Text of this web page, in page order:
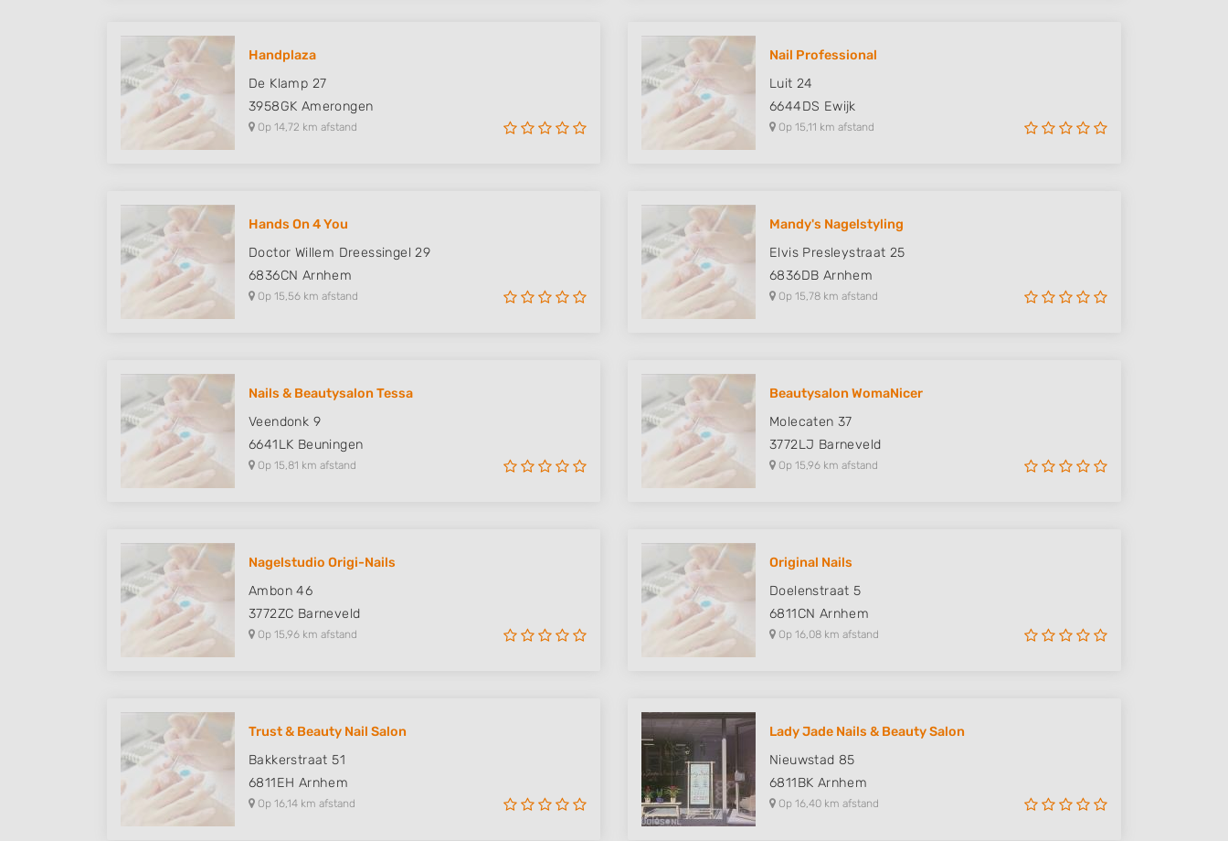
Handplaza
De Klamp 27
3958GK Amerongen
Op 14,72 km afstand
Nail Professional
Luit 24
6644DS Ewijk
Op 15,11 km afstand
Hands On 4 You
Doctor Willem Dreessingel 29
6836CN Arnhem
Op 15,56 km afstand
Mandy's Nagelstyling
Elvis Presleystraat 25
6836DB Arnhem
Op 15,78 km afstand
Nails & Beautysalon Tessa
Veendonk 9
6641LK Beuningen
Op 15,81 km afstand
Beautysalon WomaNicer
Molecaten 37
3772LJ Barneveld
Op 15,96 km afstand
Nagelstudio Origi-Nails
Ambon 46
3772ZC Barneveld
Op 15,96 km afstand
Original Nails
Doelenstraat 5
6811CN Arnhem
Op 16,08 km afstand
Trust & Beauty Nail Salon
Bakkerstraat 51
6811EH Arnhem
Op 16,14 km afstand
Lady Jade Nails & Beauty Salon
Nieuwstad 85
6811BK Arnhem
Op 16,40 km afstand
Understand audiences through statistics or combinations of data from different
Develop and improve services
Use limited data to select content
Identify devices based on information actively requested
Non-IAB processing purposes: